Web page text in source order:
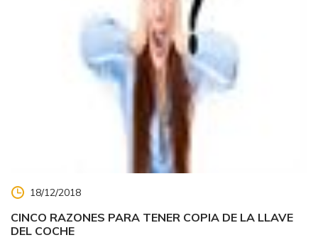
18/12/2018
CINCO RAZONES PARA TENER COPIA DE LA LLAVE
DEL COCHE